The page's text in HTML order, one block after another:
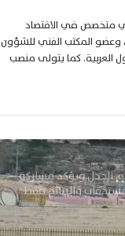
متخصص في الاقتصاد
وعضو المكتب الفني للشؤون
العربية. كما يتولى منصب
يعلن تشكيل الزمالك ضد
عواد أساسياً
المنتظر
ويؤكد مشاركة
والنتائج فقط